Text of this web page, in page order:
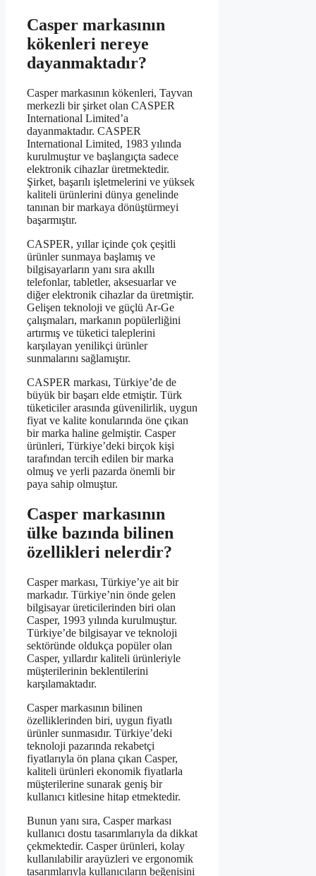
Casper markasının
kökenleri nereye
dayanmaktadır?
Casper markasının kökenleri, Tayvan
merkezli bir şirket olan CASPER
International Limited’a
dayanmaktadır. CASPER
International Limited, 1983 yılında
kurulmuştur ve başlangıçta sadece
elektronik cihazlar üretmektedir.
Şirket, başarılı işletmelerini ve yüksek
kaliteli ürünlerini dünya genelinde
tanınan bir markaya dönüştürmeyi
başarmıştır.
CASPER, yıllar içinde çok çeşitli
ürünler sunmaya başlamış ve
bilgisayarların yanı sıra akıllı
telefonlar, tabletler, aksesuarlar ve
diğer elektronik cihazlar da üretmiştir.
Gelişen teknoloji ve güçlü Ar-Ge
çalışmaları, markanın popülerliğini
artırmış ve tüketici taleplerini
karşılayan yenilikçi ürünler
sunmalarını sağlamıştır.
CASPER markası, Türkiye’de de
büyük bir başarı elde etmiştir. Türk
tüketiciler arasında güvenilirlik, uygun
fiyat ve kalite konularında öne çıkan
bir marka haline gelmiştir. Casper
ürünleri, Türkiye’deki birçok kişi
tarafından tercih edilen bir marka
olmuş ve yerli pazarda önemli bir
paya sahip olmuştur.
Casper markasının
ülke bazında bilinen
özellikleri nelerdir?
Casper markası, Türkiye’ye ait bir
markadır. Türkiye’nin önde gelen
bilgisayar üreticilerinden biri olan
Casper, 1993 yılında kurulmuştur.
Türkiye’de bilgisayar ve teknoloji
sektöründe oldukça popüler olan
Casper, yıllardır kaliteli ürünleriyle
müşterilerinin beklentilerini
karşılamaktadır.
Casper markasının bilinen
özelliklerinden biri, uygun fiyatlı
ürünler sunmasıdır. Türkiye’deki
teknoloji pazarında rekabetçi
fiyatlarıyla ön plana çıkan Casper,
kaliteli ürünleri ekonomik fiyatlarla
müşterilerine sunarak geniş bir
kullanıcı kitlesine hitap etmektedir.
Bunun yanı sıra, Casper markası
kullanıcı dostu tasarımlarıyla da dikkat
çekmektedir. Casper ürünleri, kolay
kullanılabilir arayüzleri ve ergonomik
tasarımlarıyla kullanıcıların beğenisini